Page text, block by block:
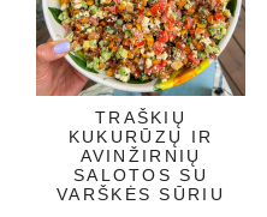
TRAŠKIŲ
KUKURŪZŲ IR
AVINŽIRNIŲ
SALOTOS SU
VARŠKĖS SŪRIU